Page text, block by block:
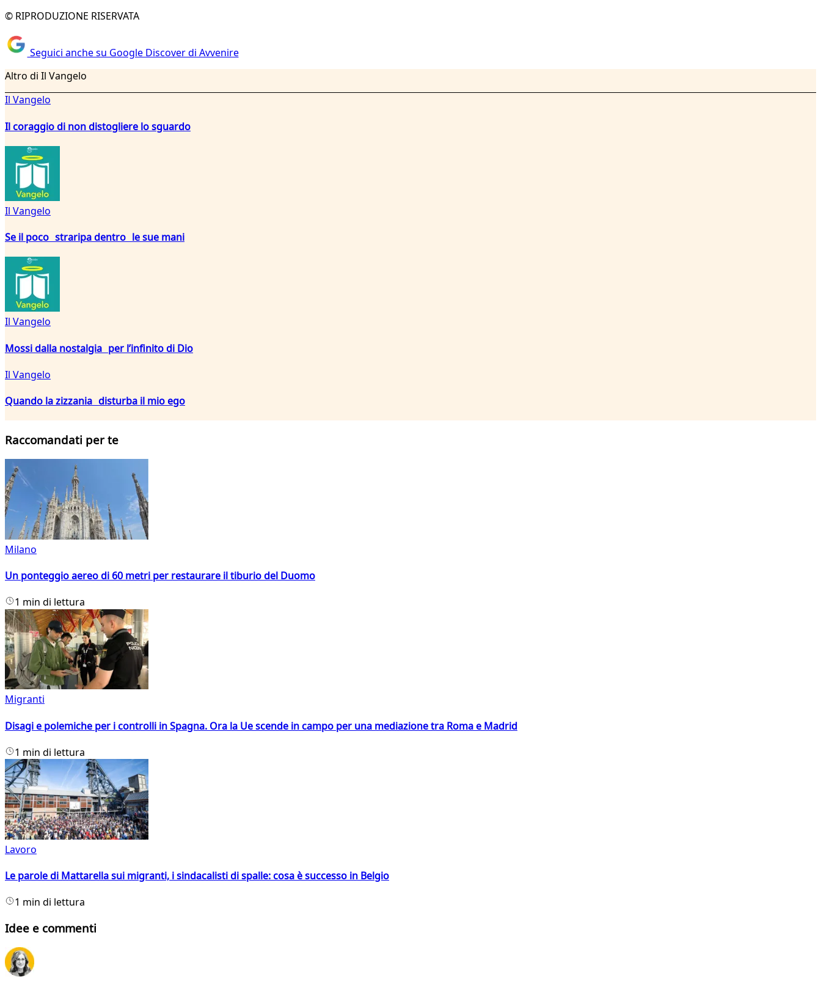
© RIPRODUZIONE RISERVATA
Seguici anche su Google Discover di Avvenire
Altro di Il Vangelo
Il Vangelo
Il coraggio di non distogliere lo sguardo
Il Vangelo
Se il poco straripa dentro le sue mani
Il Vangelo
Mossi dalla nostalgia per l’infinito di Dio
Il Vangelo
Quando la zizzania disturba il mio ego
Raccomandati per te
Milano
Un ponteggio aereo di 60 metri per restaurare il tiburio del Duomo
1 min di lettura
Migranti
Disagi e polemiche per i controlli in Spagna. Ora la Ue scende in campo per una mediazione tra Roma e Madrid
1 min di lettura
Lavoro
Le parole di Mattarella sui migranti, i sindacalisti di spalle: cosa è successo in Belgio
1 min di lettura
Idee e commenti